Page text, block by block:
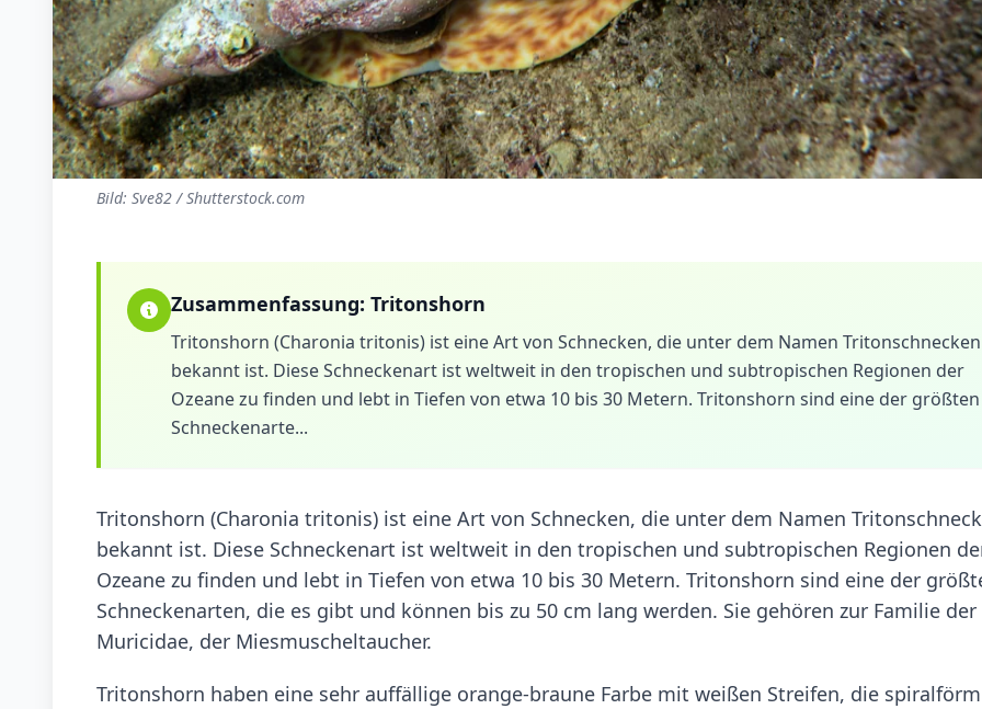
Bild: Sve82 / Shutterstock.com
Zusammenfassung: Tritonshorn
Tritonshorn (Charonia tritonis) ist eine Art von Schnecken, die unter dem Namen Tritonschnecken
bekannt ist. Diese Schneckenart ist weltweit in den tropischen und subtropischen Regionen der
Ozeane zu finden und lebt in Tiefen von etwa 10 bis 30 Metern. Tritonshorn sind eine der größten
Schneckenarte...
Tritonshorn (Charonia tritonis) ist eine Art von Schnecken, die unter dem Namen
bekannt ist. Diese Schneckenart ist weltweit in den tropischen und subtropischen Regionen
Ozeane zu finden und lebt in Tiefen von etwa 10 bis 30 Metern. Tritonshorn sind eine der
Schneckenarten, die es gibt und können bis zu 50 cm lang werden. Sie gehören zur Familie der
Muricidae, der Miesmuscheltaucher.
Tritonshorn haben eine sehr auffällige orange-braune Farbe mit weißen Streifen, die